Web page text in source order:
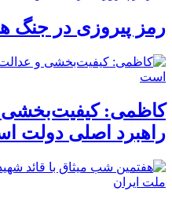
رمز پیروزی در جنگ
کاظمی: کیفیت‌بخشی
راهبرد اصلی دولت